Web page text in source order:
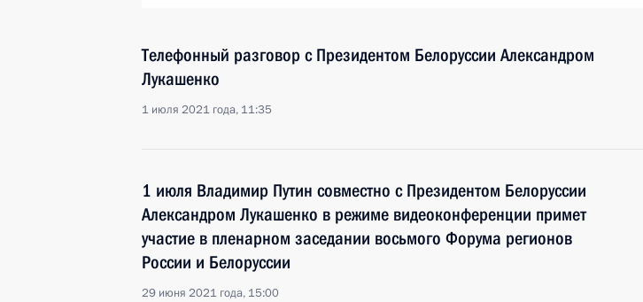
Телефонный разговор с Президентом Белоруссии Александром
Лукашенко
1 июля 2021 года, 11:35
1 июля Владимир Путин совместно с Президентом Белоруссии
Александром Лукашенко в режиме видеоконференции примет
участие в пленарном заседании восьмого Форума регионов
России и Белоруссии
29 июня 2021 года, 15:00